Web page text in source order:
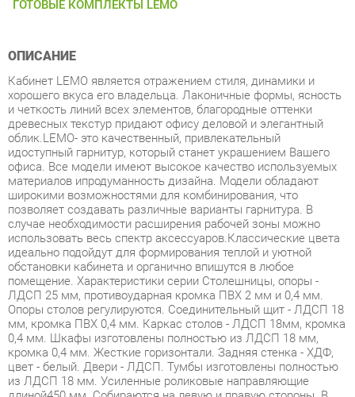
ОПИСАНИЕ
хорошего вкуса его владельца. Лаконичные формы, ясность
и четкость линий всех элементов, благородные оттенки
древесных текстур придают офису деловой и элегантный
облик.LEMO- это качественный, привлекательный
идоступный гарнитур, который станет украшением Вашего
офиса. Все модели имеют высокое качество используемых
материалов ипродуманность дизайна. Модели обладают
широкими возможностями для комбинирования, что
позволяет создавать различные варианты гарнитура. В
случае необходимости расширения рабочей зоны можно
использовать весь спектр аксессуаров.Классические цвета
идеально подойдут для формирования теплой и уютной
обстановки кабинета и органично впишутся в любое
помещение. Характеристики серии Столешницы, опоры -
ЛДСП 25 мм, противоударная кромка ПВХ 2 мм и 0,4 мм.
Опоры столов регулируются. Соединительный щит - ЛДСП 18
мм, кромка ПВХ 0,4 мм. Каркас столов - ЛДСП 18мм, кромка
0,4 мм. Шкафы изготовлены полностью из ЛДСП 18 мм,
кромка 0,4 мм. Жесткие горизонтали. Задняя стенка - ХДФ,
цвет - белый. Двери - ЛДСП. Тумбы изготовлены полностью
из ЛДСП 18 мм. Усиленные роликовые направляющие
длиной450 мм. Собираются на левую и правую стороны. В
древесных цветах облицованы кромкой 0,4 мм, в фоновых
цветах облицованы кромкой 0,8 мм. Крышки тумб - ЛДСП 25
мм. Каркас, двери, задняя стенка ЛДСП 18 мм. Собираются
на левую и правую стороны. Экраны и надставка